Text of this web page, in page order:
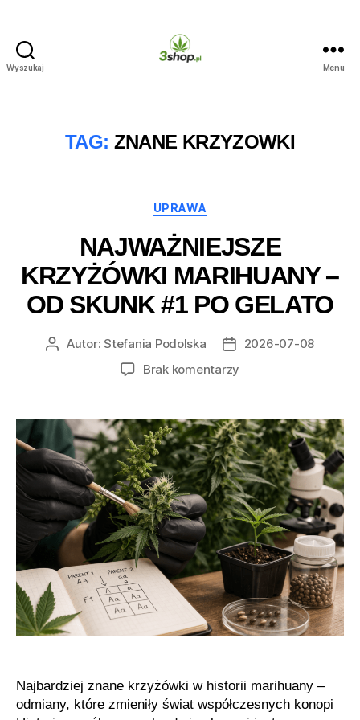
Wyszukaj Menu
TAG: ZNANE KRZYZOWKI
Kategorie
UPRAWA
NAJWAŻNIEJSZE
KRZYŻÓWKI MARIHUANY –
OD SKUNK #1 PO GELATO
AutorAutor:Stefania Podolska
Data2026-07-08
Brak komentarzy
marihuany
–
od
Skunk
#1
po
Gelato
Najbardziej znane krzyżówki w historii marihuany –
odmiany, które zmieniły świat współczesnych konopi